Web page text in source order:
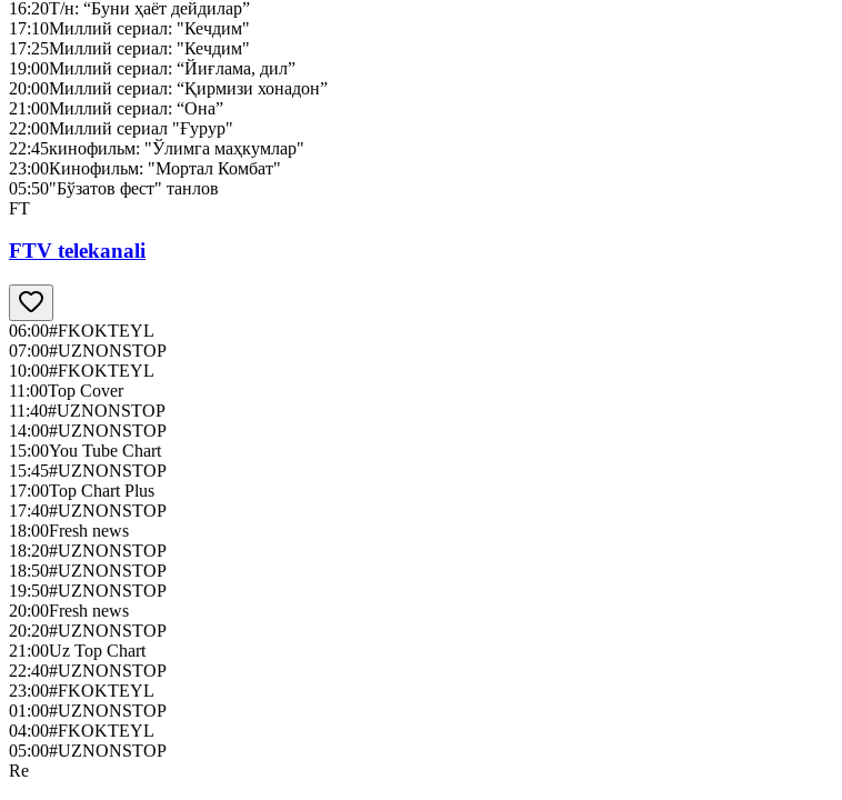
16:20Т/н: “Буни ҳаёт дейдилар”
17:10Миллий сериал: "Кечдим"
17:25Миллий сериал: "Кечдим"
19:00Миллий сериал: “Йиғлама, дил”
20:00Миллий сериал: “Қирмизи хонадон”
21:00Миллий сериал: “Она”
22:00Миллий сериал "Ғурур"
22:45кинофильм: "Ўлимга маҳкумлар"
23:00Кинофильм: "Мортал Комбат"
05:50"Бўзатов фест" танлов
FT
FTV telekanali
06:00#FKOKTEYL
07:00#UZNONSTOP
10:00#FKOKTEYL
11:00Top Cover
11:40#UZNONSTOP
14:00#UZNONSTOP
15:00You Tube Chart
15:45#UZNONSTOP
17:00Top Chart Plus
17:40#UZNONSTOP
18:00Fresh news
18:20#UZNONSTOP
18:50#UZNONSTOP
19:50#UZNONSTOP
20:00Fresh news
20:20#UZNONSTOP
21:00Uz Top Chart
22:40#UZNONSTOP
23:00#FKOKTEYL
01:00#UZNONSTOP
04:00#FKOKTEYL
05:00#UZNONSTOP
Re